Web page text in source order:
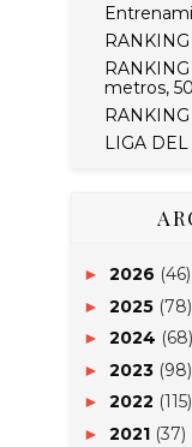
metros,
LIGA
► 2026 (46)
► 2025 (78)
► 2024 (68)
► 2023 (98)
► 2022 (115)
► 2021 (37)